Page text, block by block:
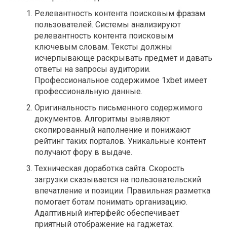
Релевантность контента поисковым фразам
пользователей. Системы анализируют
релевантность контента поисковым
ключевым словам. Тексты должны
исчерпывающе раскрывать предмет и давать
ответы на запросы аудитории.
Профессиональное содержимое 1xbet имеет
профессиональную данные.
Оригинальность письменного содержимого
документов. Алгоритмы выявляют
скопированный наполнение и понижают
рейтинг таких порталов. Уникальные контент
получают фору в выдаче.
Техническая доработка сайта. Скорость
загрузки сказывается на пользовательский
впечатление и позиции. Правильная разметка
помогает ботам понимать организацию.
Адаптивный интерфейс обеспечивает
приятный отображение на гаджетах.